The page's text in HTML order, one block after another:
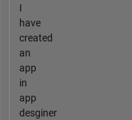
I
have
created
an
app
in
app
desginer